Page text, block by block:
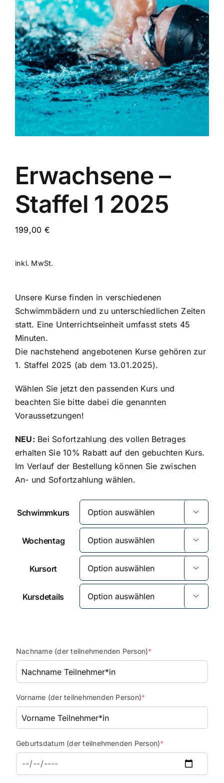
Account
Für Schulen
Vertrag widerrufen
Erwachsene –
Staffel 1 2025
199,00 €
inkl. MwSt.
Unsere Kurse finden in verschiedenen
Schwimmbädern und zu unterschiedlichen Zeiten
statt. Eine Unterrichtseinheit umfasst stets 45
Minuten.
Die nachstehend angebotenen Kurse gehören zur
1. Staffel 2025 (ab dem 13.01.2025).
Wählen Sie jetzt den passenden Kurs und
beachten Sie bitte dabei die genannten
Voraussetzungen!
NEU: Bei Sofortzahlung des vollen Betrages
erhalten Sie 10% Rabatt auf den gebuchten Kurs.
Im Verlauf der Bestellung können Sie zwischen
An- und Sofortzahlung wählen.
Schwimmkurs 
Wochentag 
Kursort 
Kursdetails 
Nachname (der teilnehmenden Person)*
Vorname (der teilnehmenden Person)*
Geburtsdatum (der teilnehmenden Person)*